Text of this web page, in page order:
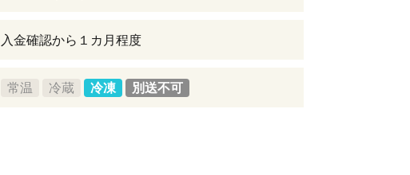
入金確認から１カ月程度
常温 冷蔵 冷凍 別送不可